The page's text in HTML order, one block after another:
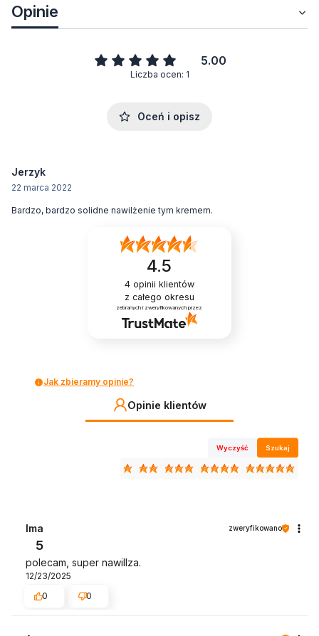
Opinie
5.00
Liczba ocen: 1
Oceń i opisz
Jerzyk
22 marca 2022
Bardzo, bardzo solidne nawilżenie tym kremem.
4.5
4opinii klientów
z całego okresu
zebranych i zweryfikowanych przez
Jak zbieramy opinie?
Opinie klientów
Wyczyść Szukaj
Ima zweryfikowano
5
polecam, super nawillza.
12/23/2025
0
0